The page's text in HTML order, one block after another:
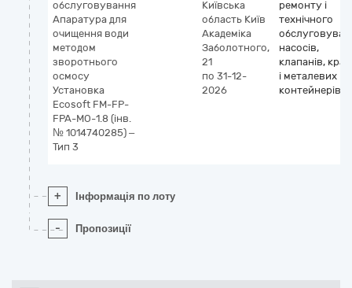
обслуговування
Апаратура для
очищення води
методом
зворотнього
осмосу
Установка
Ecosoft FM-FP-
FPA-MO-1.8 (інв.
№ 1014740285) –
Тип 3
Київська
область Київ
Академіка
Заболотного,
21
по 31-12-
2026
ремонту і
технічного
насосів,
клапанів,
і металевих
контейнерів
+ Інформація по лоту
- Пропозиції